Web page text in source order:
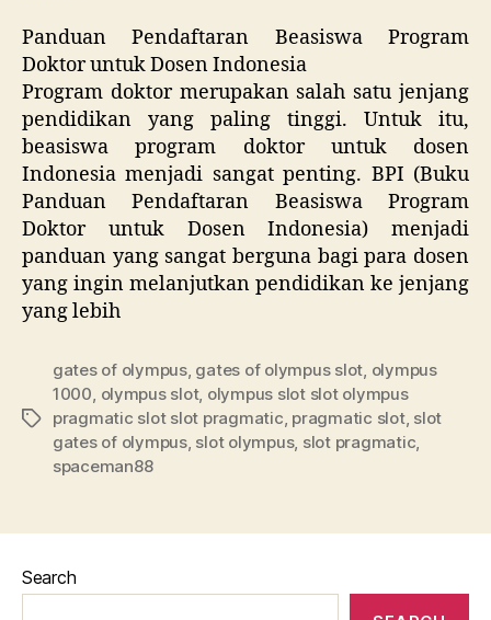
Panduan Pendaftaran Beasiswa Program
Doktor untuk Dosen Indonesia
Program doktor merupakan salah satu jenjang
pendidikan yang paling tinggi. Untuk itu,
beasiswa program doktor untuk dosen
Indonesia menjadi sangat penting. BPI (Buku
Panduan Pendaftaran Beasiswa Program
Doktor untuk Dosen Indonesia) menjadi
panduan yang sangat berguna bagi para dosen
yang ingin melanjutkan pendidikan ke jenjang
yang lebih
Tags
gates of olympus, gates of olympus slot, olympus
1000, olympus slot, olympus slot slot olympus
pragmatic slot slot pragmatic, pragmatic slot, slot
gates of olympus, slot olympus, slot pragmatic,
spaceman88
Search